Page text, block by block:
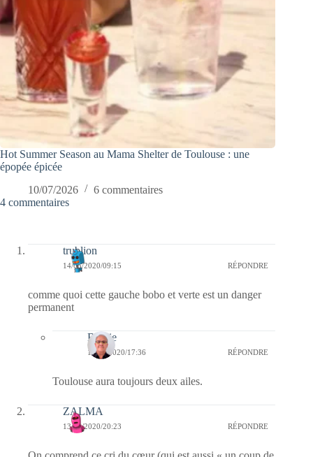
Hot Summer Season au Mama Shelter de Toulouse : une
épopée épicée
10/07/2026
6 commentaires
4 commentaires
trublion
14/05/2020/09:15 RÉPONDRE
comme quoi cette gauche bobo et verte est un danger
permanent
Bernie
14/05/2020/17:36 RÉPONDRE
Toulouse aura toujours deux ailes.
ZALMA
13/05/2020/20:23 RÉPONDRE